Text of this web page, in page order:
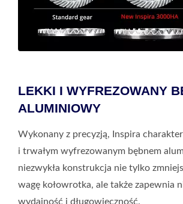
LEKKI I WYFREZOWANY
ALUMINIOWY
Wykonany z precyzją, Inspira
i trwałym wyfrezowanym bębnem
niezwykła konstrukcja nie tylko
wagę kołowrotka, ale także zapewnia
wydajność i długowieczność.